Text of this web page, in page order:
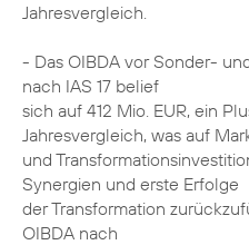
Jahresvergleich.
- Das OIBDA vor Sonder-
nach IAS 17 belief
sich auf 412 Mio. EUR, ein
Jahresvergleich, was auf
und
Synergien und erste Erfolge
der Transformation
OIBDA nach